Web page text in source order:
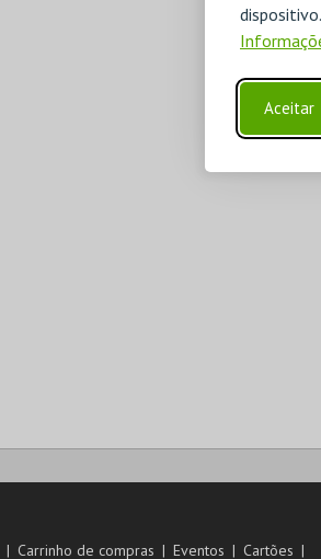
Aceitar
Carrinho de compras Eventos Cartões